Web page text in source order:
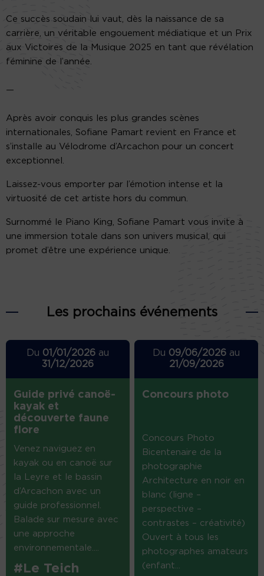
Ce succès soudain lui vaut, dès la naissance de sa
carrière, un véritable engouement médiatique et un Prix
aux Victoires de la Musique 2025 en tant que révélation
féminine de l’année.
—
Après avoir conquis les plus grandes scènes
internationales, Sofiane Pamart revient en France et
s’installe au Vélodrome d’Arcachon pour un concert
exceptionnel.
Laissez-vous emporter par l’émotion intense et la
virtuosité de cet artiste hors du commun.
Surnommé le Piano King, Sofiane Pamart vous invite à
une immersion totale dans son univers musical, qui
promet d’être une expérience unique.
Les prochains événements
Du 01/01/2026au
31/12/2026
Guide privé canoë-
kayak et
découverte faune
flore
Venez naviguez en
kayak ou en canoë sur
la Leyre et le bassin
d’Arcachon avec un
guide professionnel.
Balade sur mesure avec
une approche
environnementale....
#Le Teich
Du 09/06/2026 au
21/09/2026
Concours photo
Concours Photo
Bicentenaire de la
photographie
Architecture en noir en
blanc (ligne –
perspective –
contrastes – créativité)
Ouvert à tous les
photographes amateurs
(enfant...